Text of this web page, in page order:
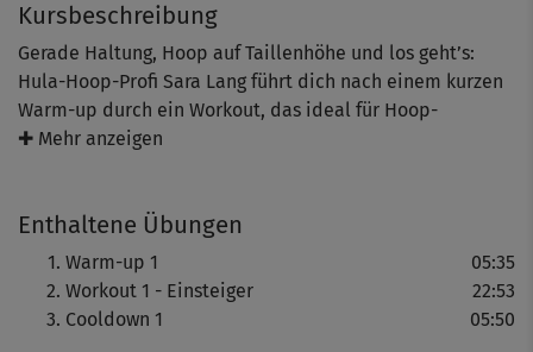
Kursbeschreibung
Gerade Haltung, Hoop auf Taillenhöhe und los geht’s:
Hula-Hoop-Profi Sara Lang führt dich nach einem kurzen
Warm-up durch ein Workout, das ideal für Hoop-
WiedereinsteigerInnen sowie AnfängerInnen ist, die den
fordert dich mit Geschwindigkeitsübungen. Das wird
richtig anstrengend – und trotzdem vergeht die Zeit fast
schon zu schnell.
✚ Mehr anzeigen
Enthaltene Übungen
Warm-up 1
05:35
Workout 1 - Einsteiger
22:53
Cooldown 1
05:50